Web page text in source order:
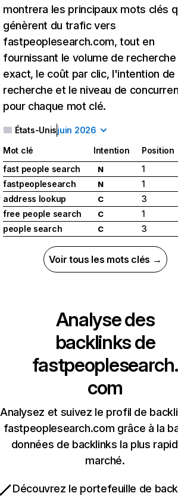
montrera les principaux mots clés
génèrent du trafic vers
fastpeoplesearch.com, tout en
fournissant le volume de recherche
exact, le coût par clic, l'intention de
recherche et le niveau de
pour chaque mot clé.
États-Unisjuin 2026
Mot clé Intention
Position
fast people search
N
1
fastpeoplesearch
N
1
address lookup
C
3
free people search
C
1
people search
C 3
Voir tous les mots clés →
Analyse des
backlinks de
fastpeoplesearch.
com
Analysez et suivez le profil de
fastpeoplesearch.com grâce à la
données de backlinks la plus
marché.
Découvrez le portefeuille de